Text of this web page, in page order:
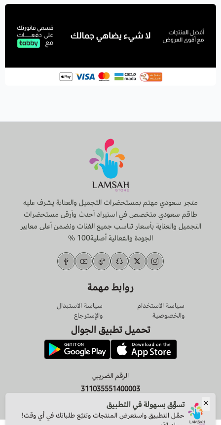
متجر سعودي مهتم بمستحضرات التجميل والعناية يشرف عليه
طاقم سعودي متخصص في استيراد أحدث وأرقى مستحضرات
التجميل والعناية بأسعار تناسب جميع الفئات ونضمن أعلى معايير
الجودة والفعالية أصلية100 %
روابط مهمة
سياسة الاستخدام
والخصوصية
سياسة الاستبدال
والإسترجاع
تحميل تطبيق الجوال
الرقم الضريبي
311035551400003
تسوَّق بسهولة في التطبيق
حمِّل التطبيق واستعرض المنتجات وتتبّع طلباتك في أي وقت!